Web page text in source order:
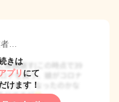
…
きは
プリ にて
けます！